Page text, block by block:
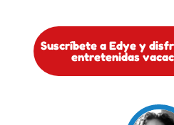
Suscríbete a Edye y
entretenidas